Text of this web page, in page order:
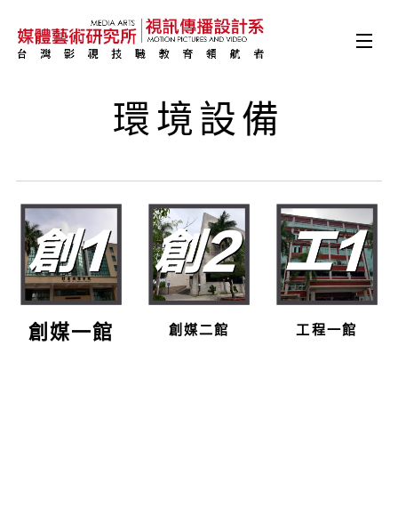
環境設備
創媒一館 創媒二館 工程一館